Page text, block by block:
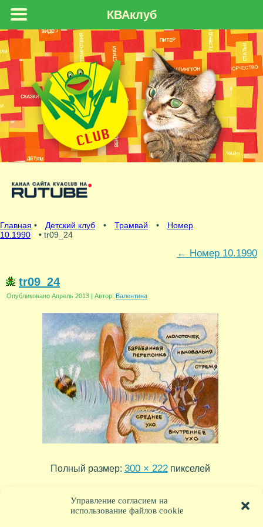
Управление согласием на
использование файлов cookie
Главная • Детский клуб • Трамвай •
Номер
10.1990
• tr09_24
← Номер 10.1990
tr09_24
Опубликовано Апрель 2013 | Автор: Валентина
Полный размер: 300 × 222пикселей
КВАклуб